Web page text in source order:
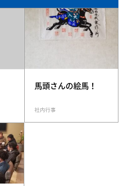
馬頭さんの絵馬！
社内行事